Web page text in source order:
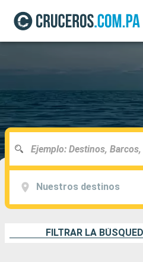
Nuestros destinos
FILTRAR LA